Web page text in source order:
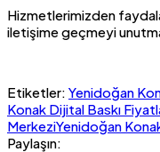
Hizmetlerimizden
iletişime geçmeyi
Etiketler: Yenidoğan
Konak Dijital Baskı
MerkeziYenidoğan
Paylaşın: